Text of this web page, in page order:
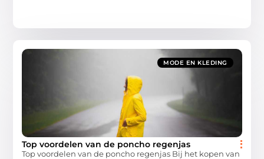
MODE EN KLEDING
Top voordelen van de poncho regenjas
Top voordelen van de poncho regenjas Bij het kopen van